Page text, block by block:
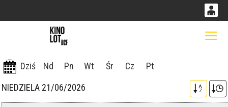
PLN
14 53
Dziś Nd Pn Wt Śr Cz
Pt
NIEDZIELA 21/06/2026
A
Z